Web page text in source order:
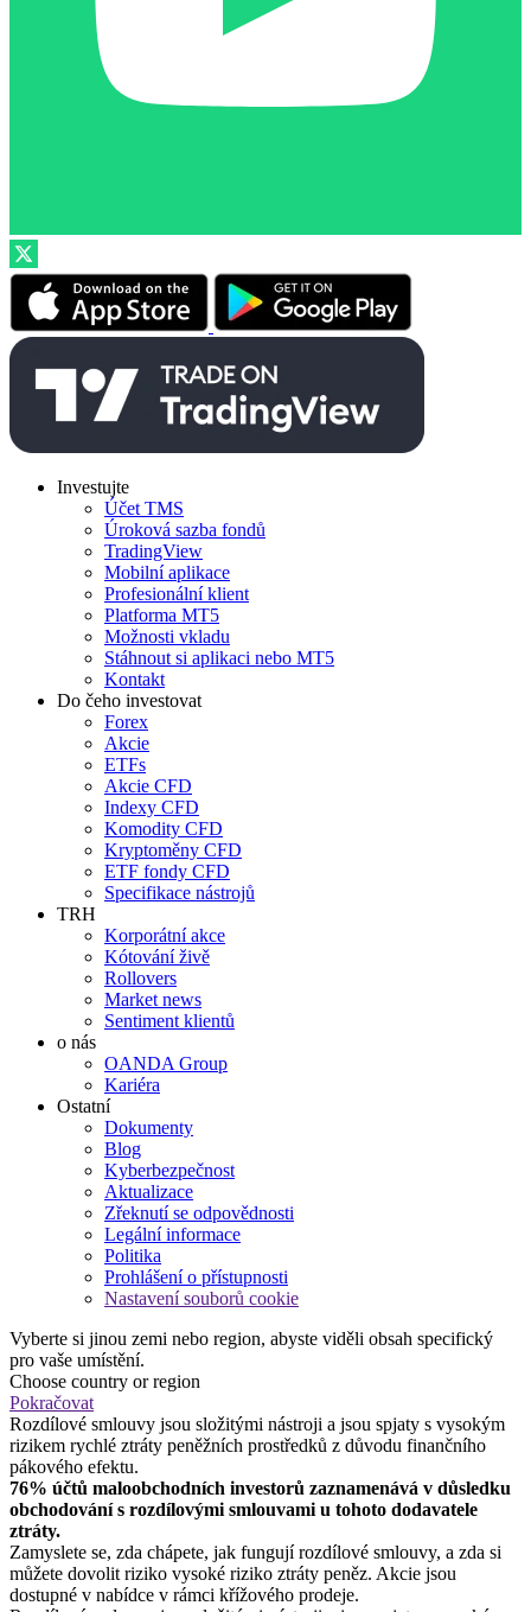
Investujte
Účet TMS
Úroková sazba fondů
TradingView
Mobilní aplikace
Profesionální klient
Platforma MT5
Možnosti vkladu
Stáhnout si aplikaci nebo MT5
Kontakt
Do čeho investovat
Forex
Akcie
ETFs
Akcie CFD
Indexy CFD
Komodity CFD
Kryptoměny CFD
ETF fondy CFD
Specifikace nástrojů
TRH
Korporátní akce
Kótování živě
Rollovers
Market news
Sentiment klientů
o nás
OANDA Group
Kariéra
Ostatní
Dokumenty
Blog
Kyberbezpečnost
Aktualizace
Zřeknutí se odpovědnosti
Legální informace
Politika
Prohlášení o přístupnosti
Nastavení souborů cookie
Vyberte si jinou zemi nebo region, abyste viděli obsah specifický
pro vaše umístění.
Choose country or region
Pokračovat
Rozdílové smlouvy jsou složitými nástroji a jsou spjaty s vysokým
rizikem rychlé ztráty peněžních prostředků z důvodu finančního
pákového efektu.
76% účtů maloobchodních investorů zaznamenává v důsledku
obchodování s rozdílovými smlouvami u tohoto dodavatele
ztráty.
Zamyslete se, zda chápete, jak fungují rozdílové smlouvy, a zda si
můžete dovolit riziko vysoké riziko ztráty peněz. Akcie jsou
dostupné v nabídce v rámci křížového prodeje.